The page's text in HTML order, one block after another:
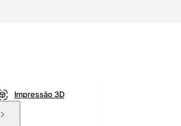
Impressão 3D